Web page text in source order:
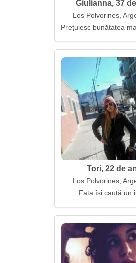
Giulianna, 37
Los Polvorines,
Prețuiesc bunătatea
Tori, 22 de
Los Polvorines,
Fata își caută un